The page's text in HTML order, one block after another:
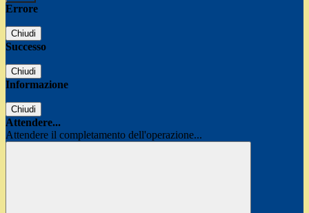
Errore
Chiudi
Successo
Chiudi
Informazione
Chiudi
Attendere...
Attendere il completamento dell'operazione...